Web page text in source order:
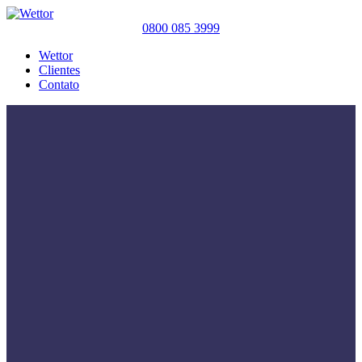
0800 085 3999
Wettor
Clientes
Contato